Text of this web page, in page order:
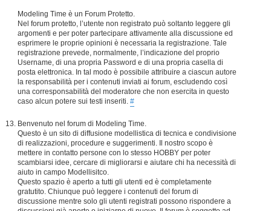
Modeling Time è un Forum Protetto.
Nel forum protetto, l’utente non registrato può soltanto leggere gli
argomenti e per poter partecipare attivamente alla discussione ed
esprimere le proprie opinioni è necessaria la registrazione. Tale
registrazione prevede, normalmente, l’indicazione del proprio
Username, di una propria Password e di una propria casella di
posta elettronica. In tal modo è possibile attribuire a ciascun autore
la responsabilità per i contenuti inviati ai forum, escludendo così
una corresponsabilità del moderatore che non esercita in questo
caso alcun potere sui testi inseriti. #
Benvenuto nel forum di Modeling Time.
Questo è un sito di diffusione modellistica di tecnica e condivisione
di realizzazioni, procedure e suggerimenti. Il nostro scopo è
mettere in contatto persone con lo stesso HOBBY per poter
scambiarsi idee, cercare di migliorarsi e aiutare chi ha necessità di
aiuto in campo Modellisitco.
Questo spazio è aperto a tutti gli utenti ed è completamente
gratutito. Chiunque può leggere i contenuti del forum di
discussione mentre solo gli utenti registrati possono rispondere a